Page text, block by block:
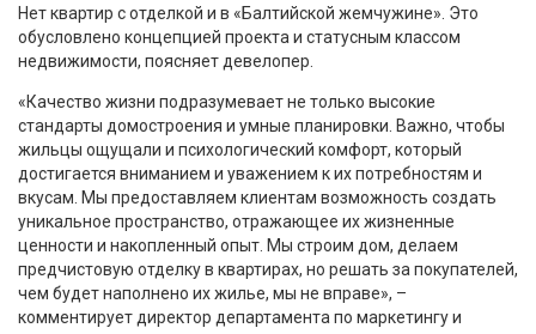
Нет квартир с отделкой и в «Балтийской жемчужине». Это
обусловлено концепцией проекта и статусным классом
недвижимости, поясняет девелопер.
«Качество жизни подразумевает не только высокие
стандарты домостроения и умные планировки. Важно, чтобы
жильцы ощущали и психологический комфорт, который
достигается вниманием и уважением к их потребностям и
вкусам. Мы предоставляем клиентам возможность создать
уникальное пространство, отражающее их жизненные
ценности и накопленный опыт. Мы строим дом, делаем
предчистовую отделку в квартирах, но решать за покупателей,
чем будет наполнено их жилье, мы не вправе», –
комментирует директор департамента по маркетингу и